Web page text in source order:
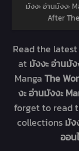
มังงะ อ่านมังงะ
After
Read the
at มังงะ อ่านมั
Manga The
งะ อ่านมังงะ
forget to read
collections มัง
ออน